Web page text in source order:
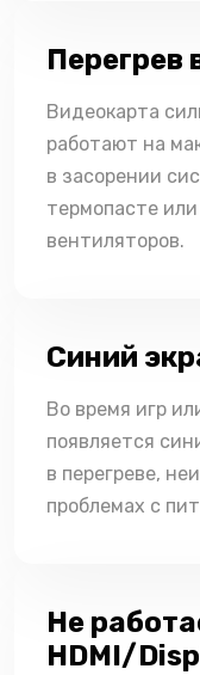
Перегрев
Видеокарта
работают на
в засорении
термопасте
вентиляторов.
Синий
Во время игр
появляется
в перегреве,
проблемах с
Не
HDMI/